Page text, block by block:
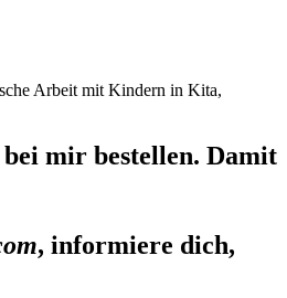
Arbeit mit Kindern in Kita,
mir bestellen. Damit
, informiere dich,